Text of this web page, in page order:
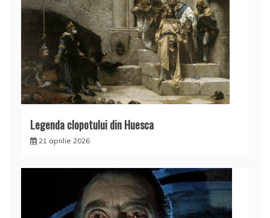
Legenda clopotului din Huesca
21 aprilie 2026